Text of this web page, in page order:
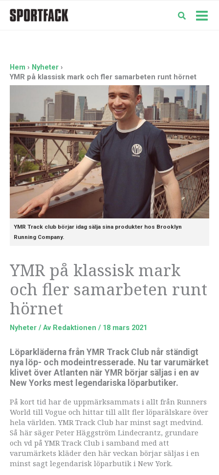
Hem
Nyheter
YMR på klassisk mark och fler samarbeten runt hörnet
YMR Track club börjar idag sälja sina produkter hos Brooklyn
Running Company.
YMR på klassisk mark
och fler samarbeten runt
hörnet
Nyheter / Av Redaktionen / 18 mars 2021
Löparkläderna från YMR Track Club når ständigt
nya löp- och modeintresserade. Nu tar varumärket
klivet över Atlanten när YMR börjar säljas i en av
New Yorks mest legendariska löparbutiker.
På kort tid har de uppmärksammats i allt från Runners
World till Vogue och hittar till allt fler löparälskare över
hela världen. YMR Track Club har minst sagt medvind.
Så här säger Peter Häggström Lindecrantz, grundare
och vd på YMR Track Club i samband med att
varumärkets kläder den här veckan börjar säljas i en
minst sagt legendarisk löparbutik i New York.